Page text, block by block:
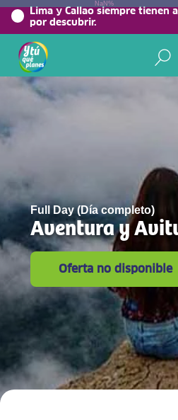
Lima y Callao siempre tienen
por descubrir.
NaN%
Full Day (Día completo)
Aventura y
Oferta no disponible